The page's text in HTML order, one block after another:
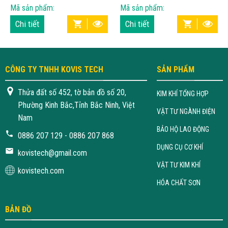
Mã sản phẩm:
Chi tiết
SWITCHING POWER SUPPLY
Mã sản phẩm:
Chi tiết
CÔNG TY TNHH KOVIS TECH
Thửa đất số 452, tờ bản đồ số 20,
Phường Kinh Bắc,Tỉnh Bắc Ninh, Việt
Nam
0886 207 129 - 0886 207 868
kovistech@gmail.com
kovistech.com
SẢN PHẨM
KIM KHÍ TỔNG HỢP
VẬT TƯ NGÀNH ĐIỆN
BẢO HỘ LAO ĐỘNG
DỤNG CỤ CƠ KHÍ
VẬT TƯ KIM KHÍ
HÓA CHẤT SƠN
BẢN ĐỒ